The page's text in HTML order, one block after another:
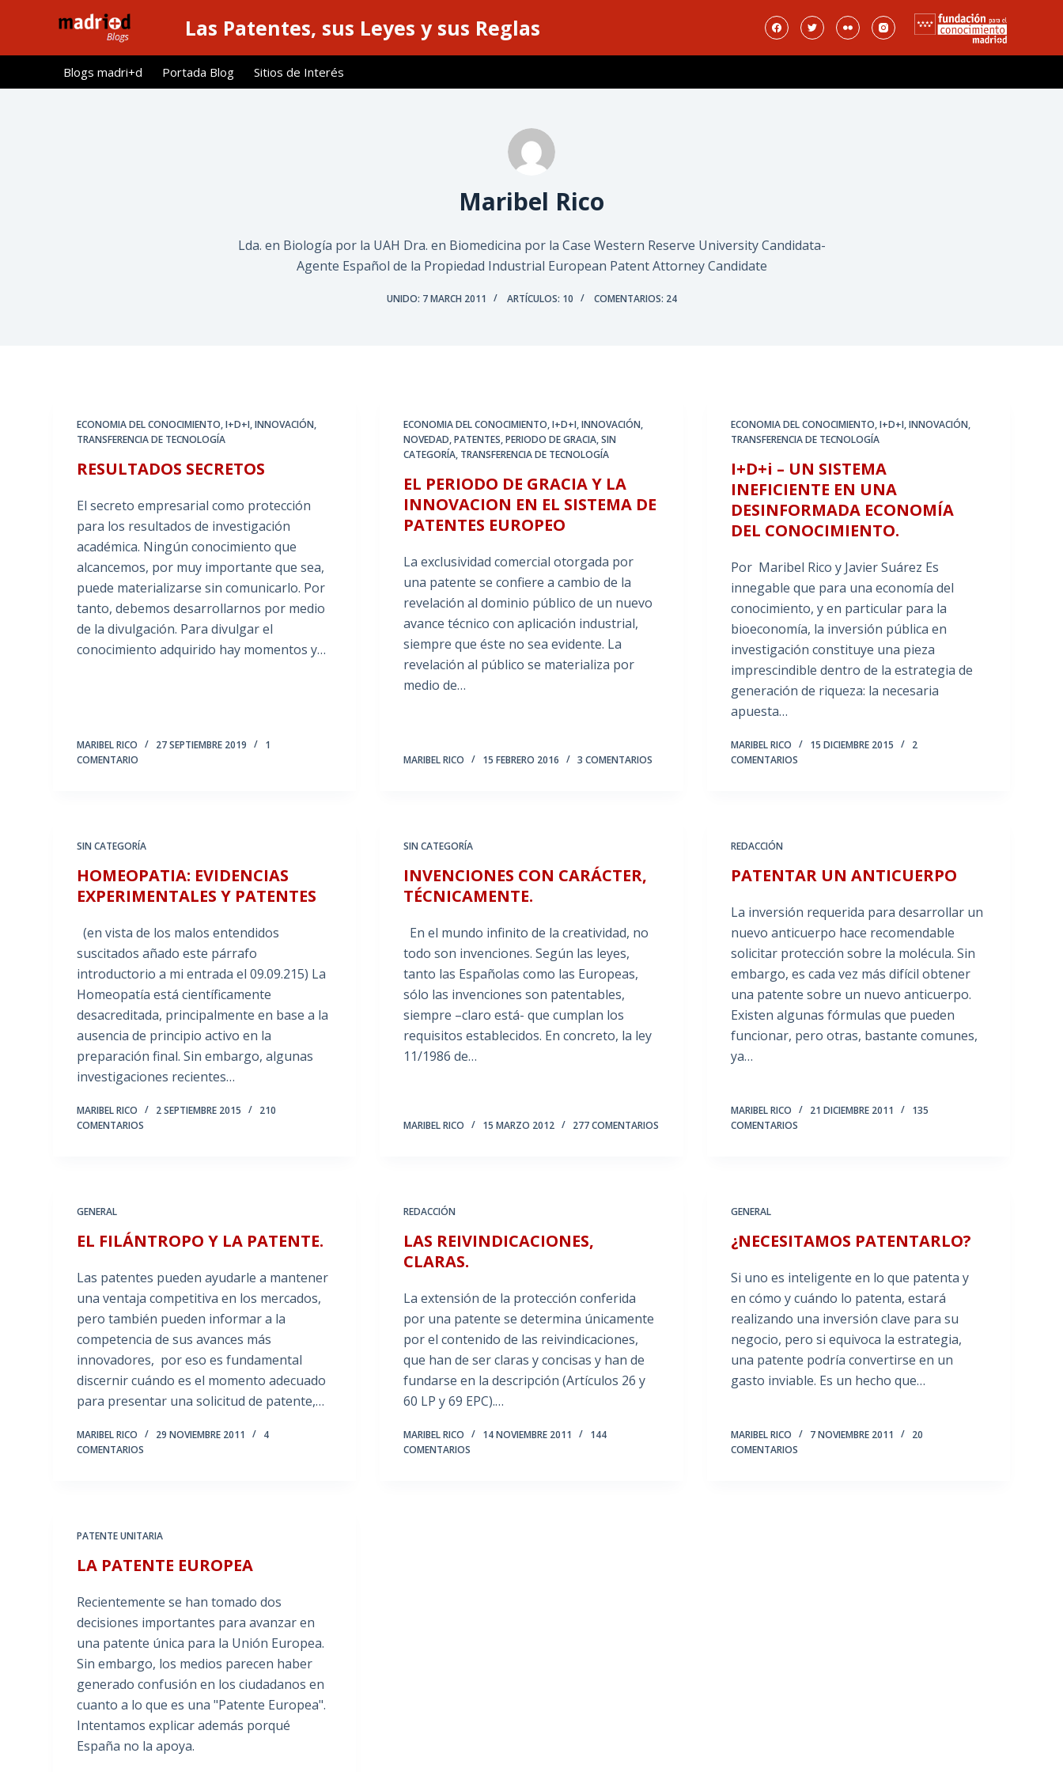
l
Las Patentes, sus Leyes y sus Reglas
Blogs madri+d Portada Blog Sitios de Interés
Maribel Rico
Lda. en Biología por la UAH Dra. en Biomedicina por la Case Western Reserve University Candidata-
Agente Español de la Propiedad Industrial European Patent Attorney Candidate
UNIDO: 7 MARCH 2011 ARTÍCULOS: 10 COMENTARIOS: 24
ECONOMIA DEL CONOCIMIENTO,I+D+I,INNOVACIÓN,
TRANSFERENCIA DE TECNOLOGÍA
RESULTADOS SECRETOS
El secreto empresarial como protección
para los resultados de investigación
académica. Ningún conocimiento que
alcancemos, por muy importante que sea,
puede materializarse sin comunicarlo. Por
tanto, debemos desarrollarnos por medio
de la divulgación. Para divulgar el
conocimiento adquirido hay momentos y…
MARIBEL RICO 27 SEPTIEMBRE 2019
1
COMENTARIO
ECONOMIA DEL CONOCIMIENTO,I+D+I,INNOVACIÓN,
NOVEDAD,PATENTES,PERIODO DE GRACIA,SIN
CATEGORÍA, TRANSFERENCIA DE TECNOLOGÍA
EL PERIODO DE GRACIA Y LA
INNOVACION EN EL SISTEMA DE
PATENTES EUROPEO
La exclusividad comercial otorgada por
una patente se confiere a cambio de la
revelación al dominio público de un nuevo
avance técnico con aplicación industrial,
siempre que éste no sea evidente. La
revelación al público se materializa por
medio de…
MARIBEL RICO 15 FEBRERO 2016 3 COMENTARIOS
ECONOMIA DEL CONOCIMIENTO,I+D+I,INNOVACIÓN,
TRANSFERENCIA DE TECNOLOGÍA
I+D+i – UN SISTEMA
INEFICIENTE EN UNA
DESINFORMADA ECONOMÍA
DEL CONOCIMIENTO.
Por Maribel Rico y Javier Suárez Es
innegable que para una economía del
conocimiento, y en particular para la
bioeconomía, la inversión pública en
investigación constituye una pieza
imprescindible dentro de la estrategia de
generación de riqueza: la necesaria
apuesta…
MARIBEL RICO 15 DICIEMBRE 2015
2
COMENTARIOS
SIN CATEGORÍA
HOMEOPATIA: EVIDENCIAS
EXPERIMENTALES Y PATENTES
(en vista de los malos entendidos
suscitados añado este párrafo
introductorio a mi entrada el 09.09.215) La
Homeopatía está científicamente
desacreditada, principalmente en base a la
ausencia de principio activo en la
preparación final. Sin embargo, algunas
investigaciones recientes…
MARIBEL RICO 2 SEPTIEMBRE 2015
210
COMENTARIOS
SIN CATEGORÍA
INVENCIONES CON CARÁCTER,
TÉCNICAMENTE.
En el mundo infinito de la creatividad, no
todo son invenciones. Según las leyes,
tanto las Españolas como las Europeas,
sólo las invenciones son patentables,
siempre –claro está- que cumplan los
requisitos establecidos. En concreto, la ley
11/1986 de…
MARIBEL RICO 15 MARZO 2012 277 COMENTARIOS
REDACCIÓN
PATENTAR UN ANTICUERPO
La inversión requerida para desarrollar un
nuevo anticuerpo hace recomendable
solicitar protección sobre la molécula. Sin
embargo, es cada vez más difícil obtener
una patente sobre un nuevo anticuerpo.
Existen algunas fórmulas que pueden
funcionar, pero otras, bastante comunes,
ya…
MARIBEL RICO 21 DICIEMBRE 2011
135
COMENTARIOS
GENERAL
EL FILÁNTROPO Y LA PATENTE.
Las patentes pueden ayudarle a mantener
una ventaja competitiva en los mercados,
pero también pueden informar a la
competencia de sus avances más
innovadores, por eso es fundamental
discernir cuándo es el momento adecuado
para presentar una solicitud de patente,…
MARIBEL RICO 29 NOVIEMBRE 2011
4
COMENTARIOS
REDACCIÓN
LAS REIVINDICACIONES,
CLARAS.
La extensión de la protección conferida
por una patente se determina únicamente
por el contenido de las reivindicaciones,
que han de ser claras y concisas y han de
fundarse en la descripción (Artículos 26 y
60 LP y 69 EPC).…
MARIBEL RICO 14 NOVIEMBRE 2011
144
COMENTARIOS
GENERAL
¿NECESITAMOS PATENTARLO?
Si uno es inteligente en lo que patenta y
en cómo y cuándo lo patenta, estará
realizando una inversión clave para su
negocio, pero si equivoca la estrategia,
una patente podría convertirse en un
gasto inviable. Es un hecho que…
MARIBEL RICO 7 NOVIEMBRE 2011
20
COMENTARIOS
PATENTE UNITARIA
LA PATENTE EUROPEA
Recientemente se han tomado dos
decisiones importantes para avanzar en
una patente única para la Unión Europea.
Sin embargo, los medios parecen haber
generado confusión en los ciudadanos en
cuanto a lo que es una "Patente Europea".
Intentamos explicar además porqué
España no la apoya.